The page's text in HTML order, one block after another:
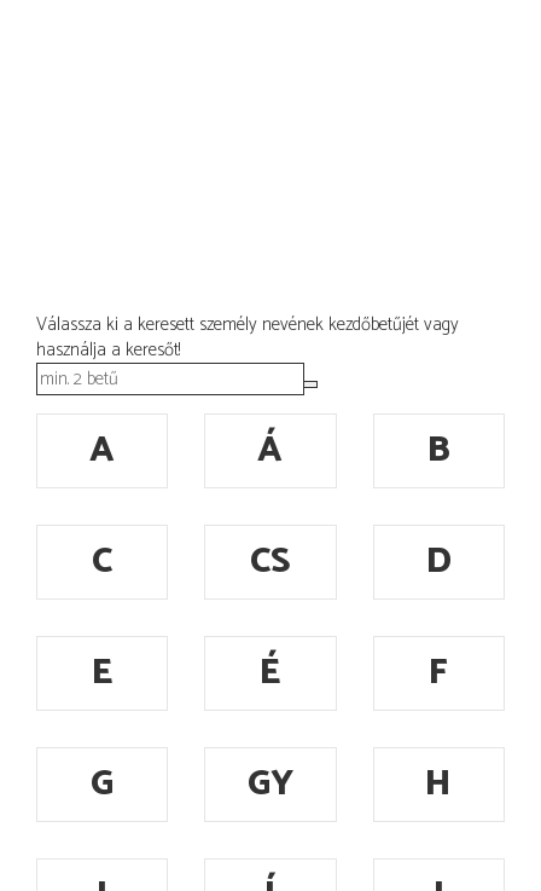
Válassza ki a keresett személy nevének kezdőbetűjét vagy
használja a keresőt!
A Á
B
C
CS
D
E
É
F
G
GY
H